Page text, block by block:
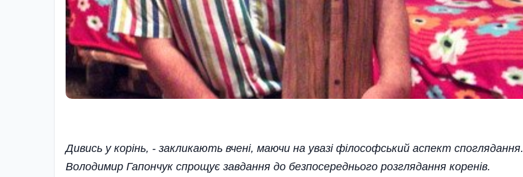
Дивись у корінь, - закликають вчені, маючи на увазі філософський аспект споглядання.
Володимир Гапончук спрощує завдання до безпосереднього розглядання коренів.